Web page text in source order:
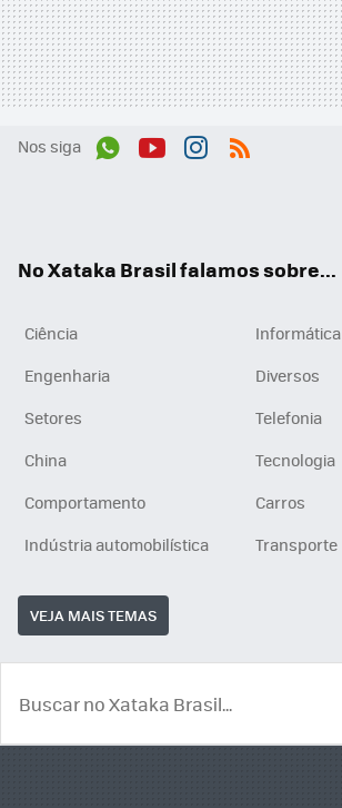
Nos siga
No Xataka Brasil falamos sobre...
Ciência
Informática
Engenharia
Diversos
Setores
Telefonia
China
Tecnologia
Comportamento
Carros
Indústria automobilística
Transporte
VEJA MAIS TEMAS